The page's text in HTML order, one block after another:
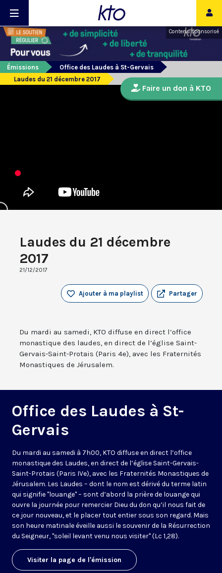
Contenu sponsorisé
Émissions
Office des Laudes à St-Gervais
Laudes du 21 décembre 2017
Laudes du 21 décembre
2017
21/12/2017
Partager
Ajouter à ma playlist
Du mardi au samedi, KTO diffuse en direct l’office
monastique des laudes, en direct de l’église Saint-
Gervais-Saint-Protais (Paris 4e), avec les Fraternités
Monastiques de Jérusalem.
Office des Laudes à St-
Gervais
Du mardi au samedi à 7h00, KTO diffuse en direct l’office
monastique des Laudes, en direct de l’église Saint-Gervais-
Saint-Protais (Paris IVe), avec les Fraternités Monastiques de
Jérusalem. Les Laudes – dont le nom est dérivé du terme latin
qui signifie "louange" – sont d’abord la prière de louange qui
ouvre la journée pour remercier Dieu du don qu’il nous fait de
ce jour nouveau, et le placer tout entier sous son regard. Mais
son heure matinale éveille aussi le souvenir de la Résurrection
du Seigneur, "soleil levant venu nous visiter" (Lc 1,28).
Visiter la page de l'émission
Faire un don à KTO